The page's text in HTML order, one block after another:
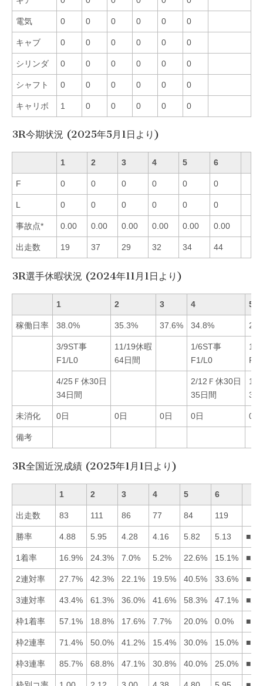
電気 0 0 0 0 0 0
キャブ 0 0 0 0 0 0
シリンダ 0 0 0 0 0 0
シャフト 0 0 0 0 0 0
キャリボ 1 0 0 0 0 0
3R今期状況 (2025年5月1日より)
1 2 3 4 5 6
F 0 0 0 0 0 0
L 0 0 0 0 0 0
事故点* 0.00 0.00 0.00 0.00 0.00 0.00
出走数 19 37 29 32 34 44
3R選手休暇状況 (2024年11月1日より)
1 2 3 4 5
稼働日率 38.0% 35.3% 37.6% 34.8%
3/9ST事
F1/L0
11/19休暇
64日間
1/6ST事
F1/L0
11/
F1/
4/25Ｆ休30日
34日間
2/12Ｆ休30日
35日間
12/
32
未消化 0日 0日 0日 0日 0日
備考
3R全国近況成績 (2025年1月1日より)
1 2 3 4 5 6
出走数 83 111 86 77 84 119
勝率 4.88 5.95 4.28 4.16 5.82 5.13
1着率 16.9% 24.3% 7.0% 5.2% 22.6% 15.1%
2連対率 27.7% 42.3% 22.1% 19.5% 40.5% 33.6%
3連対率 43.4% 61.3% 36.0% 41.6% 58.3% 47.1%
枠1着率 57.1% 18.8% 17.6% 7.7% 20.0% 0.0%
枠2連率 71.4% 50.0% 41.2% 15.4% 30.0% 15.0%
枠3連率 85.7% 68.8% 47.1% 30.8% 40.0% 25.0%